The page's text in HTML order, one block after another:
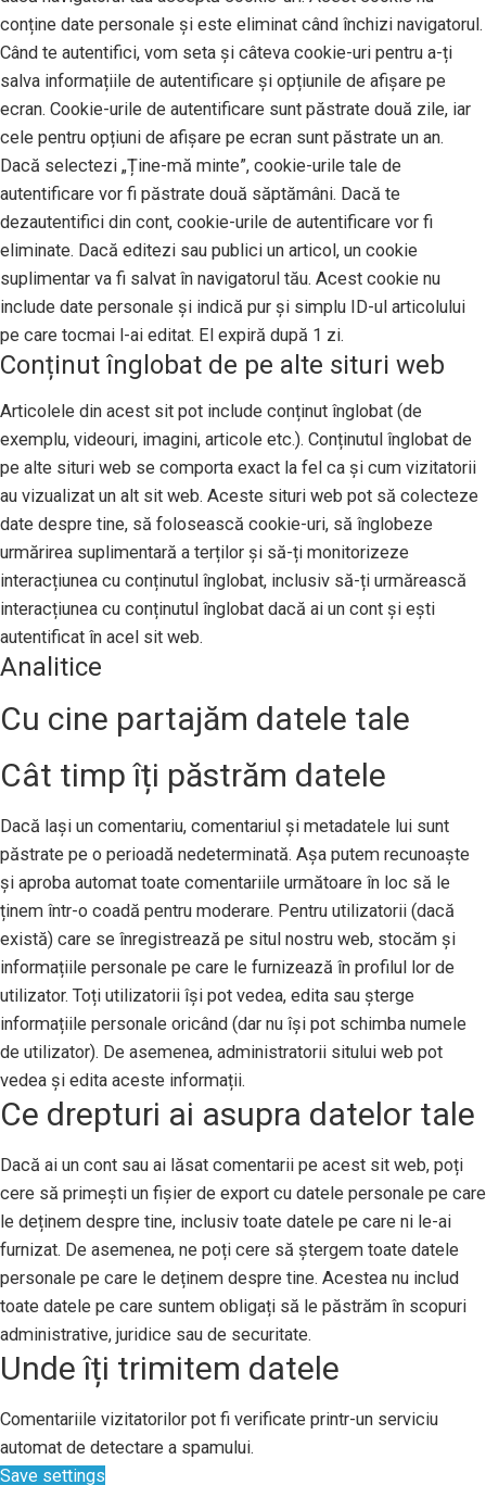
conține date personale și este eliminat când închizi navigatorul.
Când te autentifici, vom seta și câteva cookie-uri pentru a-ți
salva informațiile de autentificare și opțiunile de afișare pe
ecran. Cookie-urile de autentificare sunt păstrate două zile, iar
cele pentru opțiuni de afișare pe ecran sunt păstrate un an.
Dacă selectezi „Ține-mă minte”, cookie-urile tale de
autentificare vor fi păstrate două săptămâni. Dacă te
dezautentifici din cont, cookie-urile de autentificare vor fi
eliminate. Dacă editezi sau publici un articol, un cookie
suplimentar va fi salvat în navigatorul tău. Acest cookie nu
include date personale și indică pur și simplu ID-ul articolului
pe care tocmai l-ai editat. El expiră după 1 zi.
Conținut înglobat de pe alte situri web
Articolele din acest sit pot include conținut înglobat (de
exemplu, videouri, imagini, articole etc.). Conținutul înglobat de
pe alte situri web se comporta exact la fel ca și cum vizitatorii
au vizualizat un alt sit web. Aceste situri web pot să colecteze
date despre tine, să folosească cookie-uri, să înglobeze
urmărirea suplimentară a terților și să-ți monitorizeze
interacțiunea cu conținutul înglobat, inclusiv să-ți urmărească
interacțiunea cu conținutul înglobat dacă ai un cont și ești
autentificat în acel sit web.
Analitice
Cu cine partajăm datele tale
Cât timp îți păstrăm datele
Dacă lași un comentariu, comentariul și metadatele lui sunt
păstrate pe o perioadă nedeterminată. Așa putem recunoaște
și aproba automat toate comentariile următoare în loc să le
ținem într-o coadă pentru moderare. Pentru utilizatorii (dacă
există) care se înregistrează pe situl nostru web, stocăm și
informațiile personale pe care le furnizează în profilul lor de
utilizator. Toți utilizatorii își pot vedea, edita sau șterge
informațiile personale oricând (dar nu își pot schimba numele
de utilizator). De asemenea, administratorii sitului web pot
vedea și edita aceste informații.
Ce drepturi ai asupra datelor tale
Dacă ai un cont sau ai lăsat comentarii pe acest sit web, poți
cere să primești un fișier de export cu datele personale pe care
le deținem despre tine, inclusiv toate datele pe care ni le-ai
furnizat. De asemenea, ne poți cere să ștergem toate datele
personale pe care le deținem despre tine. Acestea nu includ
toate datele pe care suntem obligați să le păstrăm în scopuri
administrative, juridice sau de securitate.
Unde îți trimitem datele
Comentariile vizitatorilor pot fi verificate printr-un serviciu
automat de detectare a spamului.
Save settings